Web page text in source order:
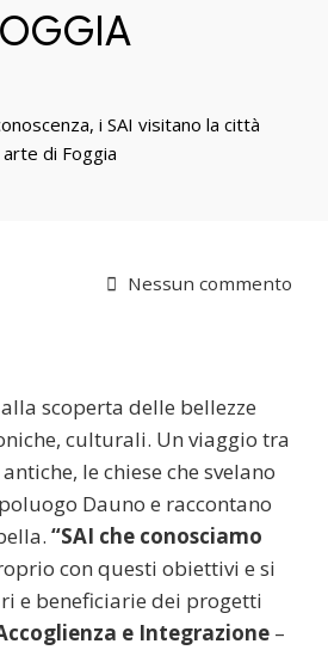
i SAI visitano la città
di Foggia
Nessun commento
scoperta delle bellezze
culturali. Un viaggio tra
le chiese che svelano
Dauno e raccontano
“SAI che conosciamo
con questi obiettivi e si
e beneficiarie dei progetti
e Integrazione –